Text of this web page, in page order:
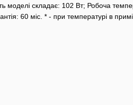
моделі складає: 102 Вт; Робоча
60 міс. * - при температурі в